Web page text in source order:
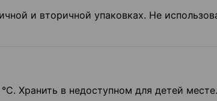
и вторичной упаковках. Не
Хранить в недоступном для детей месте.